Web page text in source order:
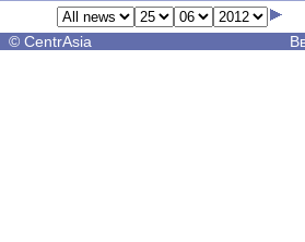
© CentrAsia